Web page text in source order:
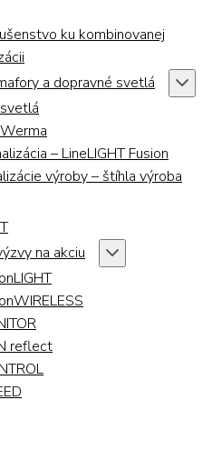
ku kombinovanej
a dopravné svetlá
– LineLIGHT Fusion
výroby – štíhla výroba
na akciu
reflect